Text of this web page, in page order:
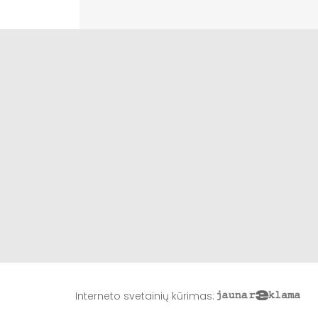
Interneto svetainių kūrimas: